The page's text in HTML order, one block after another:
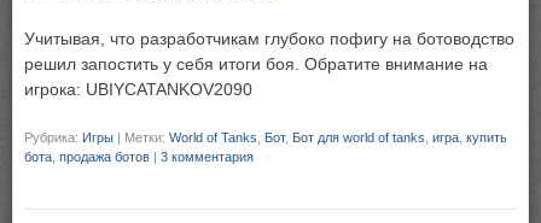
Учитывая, что разработчикам глубоко пофигу на ботоводство
решил запостить у себя итоги боя. Обратите внимание на
игрока: UBIYCATANKOV2090
Рубрика: Игры | Метки: World of Tanks Бот, Бот для world of tanks игра купить
бота продажа ботов | 3 комментария